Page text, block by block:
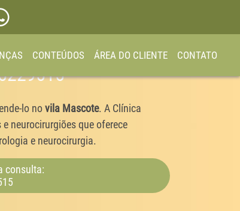
CONTEÚDOS ÁREA DO CLIENTE CONTATO
lo novila Mascote. A Clínica
neurocirurgiões que oferece
e neurocirurgia.
consulta: